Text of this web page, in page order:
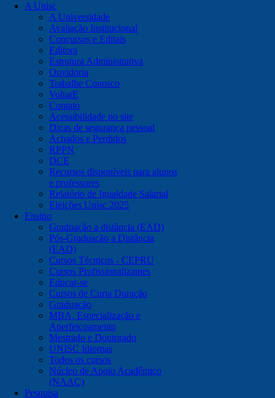
A Unisc
A Universidade
Avaliação Institucional
Concursos e Editais
Editora
Estrutura Administrativa
Ouvidoria
Trabalhe Conosco
VoltarE
Contato
Acessibilidade no site
Dicas de segurança pessoal
Achados e Perdidos
RPPN
DCE
Recursos disponíveis para alunos
e professores
Relatório de Igualdade Salarial
Eleições Unisc 2025
Ensino
Graduação a distância (EAD)
Pós-Graduação a Distância
(EAD)
Cursos Técnicos - CEPRU
Cursos Profissionalizantes
Educar-se
Cursos de Curta Duração
Graduação
MBA, Especialização e
Aperfeiçoamento
Mestrado e Doutorado
UNISC Idiomas
Todos os cursos
Núcleo de Apoio Acadêmico
(NAAC)
Pesquisa